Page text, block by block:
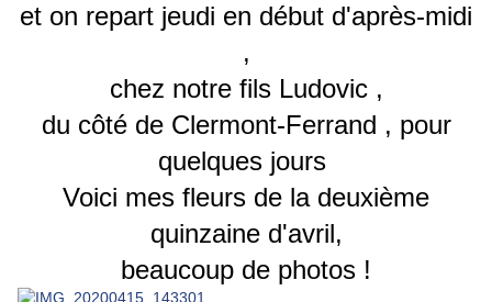
et on repart jeudi en début d'après-midi
,
chez notre fils Ludovic ,
du côté de Clermont-Ferrand , pour
quelques jours
Voici mes fleurs de la deuxième
quinzaine d'avril,
beaucoup de photos !